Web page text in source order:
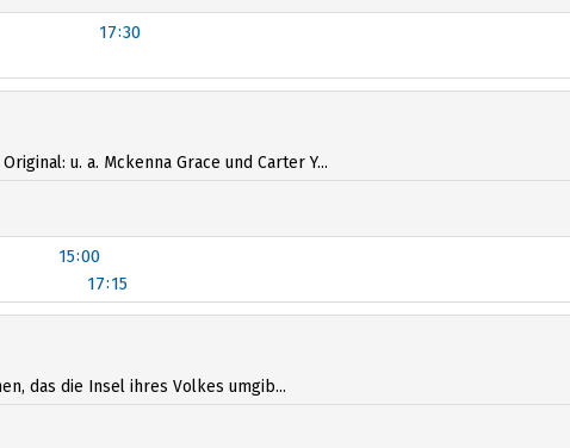
17:30
u. a. Mckenna Grace und Carter Y...
15:00
17:15
das die Insel ihres Volkes umgib...